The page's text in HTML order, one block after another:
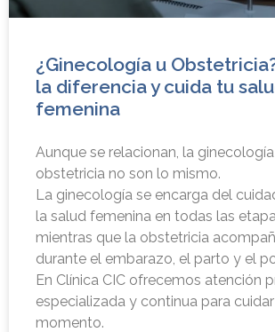
¿Ginecología u
la diferencia y cuida tu
femenina
Aunque se relacionan, la
obstetricia no son lo mismo.
La ginecología se encarga del
la salud femenina en todas las
mientras que la obstetricia
durante el embarazo, el parto y el
En Clínica CIC ofrecemos atención
especializada y continua para
momento.